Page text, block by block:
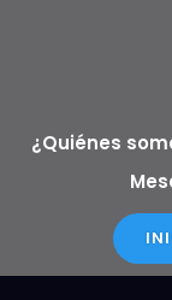
¿Quiénes